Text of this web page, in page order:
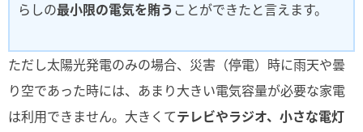
らしの最小限の電気を賄うことができたと言えます。
ただし太陽光発電のみの場合、災害（停電）時に雨天や曇
り空であった時には、あまり大きい電気容量が必要な家電
は利用できません。大きくてテレビやラジオ、小さな電灯